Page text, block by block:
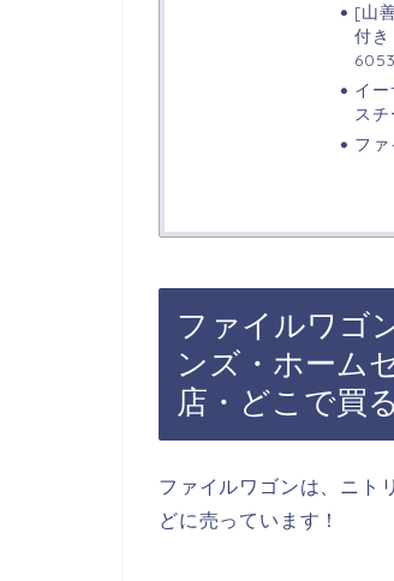
[山
付
イ
ス
フ
ファイルワゴ
ンズ・ホーム
店・どこで買
ファイルワゴンは、ニト
どに売っています！